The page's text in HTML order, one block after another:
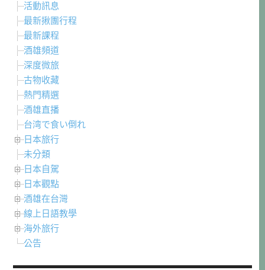
活動訊息
最新揪團行程
最新課程
酒雄頻道
深度微旅
古物收藏
熱門精選
酒雄直播
台湾で食い倒れ
日本旅行
未分類
日本自駕
日本觀點
酒雄在台灣
線上日語教學
海外旅行
公告